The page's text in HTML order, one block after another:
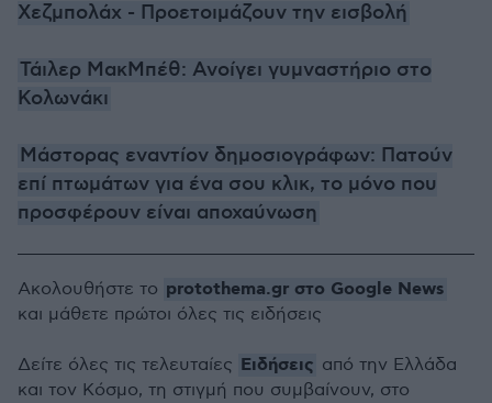
Χεζμπολάχ - Προετοιμάζουν την εισβολή
Τάιλερ ΜακΜπέθ: Ανοίγει γυμναστήριο στο
Κολωνάκι
Μάστορας εναντίον δημοσιογράφων: Πατούν
επί πτωμάτων για ένα σου κλικ, το μόνο που
προσφέρουν είναι αποχαύνωση
Ακολουθήστε το protothema.gr στο Google News
και μάθετε πρώτοι όλες τις ειδήσεις
Δείτε όλες τις τελευταίες Ειδήσεις από την Ελλάδα
και τον Κόσμο, τη στιγμή που συμβαίνουν, στο